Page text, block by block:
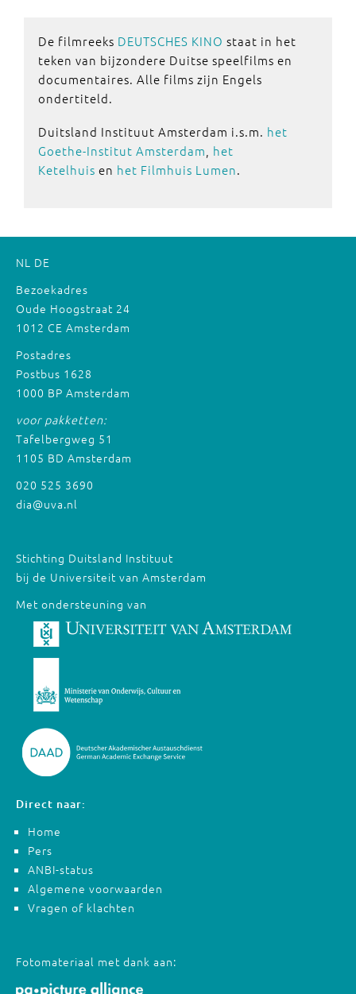
De filmreeks DEUTSCHES KINO staat in het
teken van bijzondere Duitse speelfilms en
documentaires. Alle films zijn Engels
ondertiteld.
Duitsland Instituut Amsterdam i.s.m. het
Goethe-Institut Amsterdam het
Ketelhuis en het Filmhuis Lumen.
NL DE
Bezoekadres
Oude Hoogstraat 24
1012 CE Amsterdam
Postadres
Postbus 1628
1000 BP Amsterdam
voor pakketten:
Tafelbergweg 51
1105 BD Amsterdam
020 525 3690
dia@uva.nl
Stichting Duitsland Instituut
bij de Universiteit van Amsterdam
Met ondersteuning van
Direct naar:
Home
Pers
ANBI-status
Algemene voorwaarden
Vragen of klachten
Fotomateriaal met dank aan: